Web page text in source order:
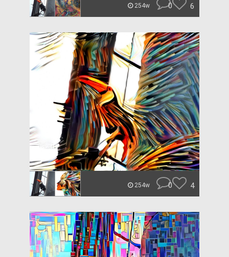
254w 0 6
254w 0 4